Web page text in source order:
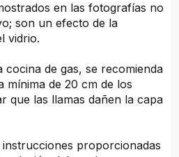
en las fotografías no
son un efecto de la
vidrio.
cocina de gas, se recomienda
mínima de 20 cm de los
que las llamas dañen la capa
proporcionadas